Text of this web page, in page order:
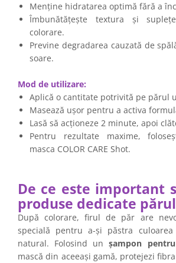
Menține hidratarea optimă fără a
Îmbunătățește textura și
colorare.
Previne degradarea cauzată de
soare.
Mod de utilizare:
Aplică o cantitate potrivită pe părul
Masează ușor pentru a activa
Lasă să acționeze 2 minute, apoi
Pentru rezultate maxime,
masca COLOR CARE Shot.
De ce este important
produse dedicate
După colorare, firul de păr are
specială pentru a-și păstra
natural. Folosind unșampon
mască din aceeași gamă, protejezi